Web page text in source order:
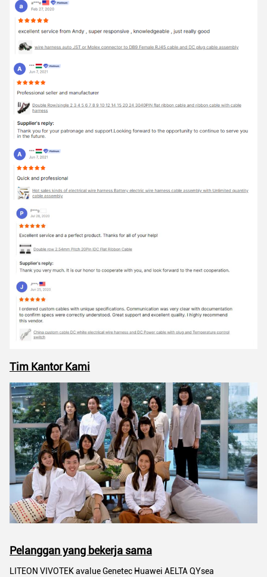
Tim Kantor Kami
Pelanggan yang bekerja sama
LITEON VIVOTEK avalue Genetec Huawei AELTA QYsea